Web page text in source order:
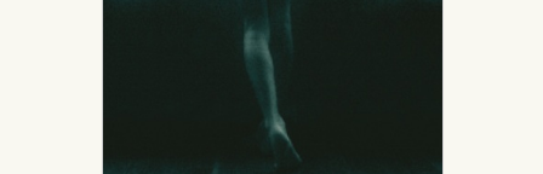
DROITS / RIGHTS